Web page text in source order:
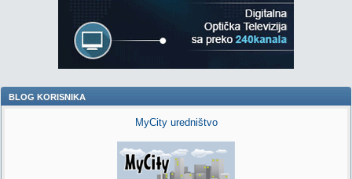
BLOG KORISNIKA
MyCity uredništvo